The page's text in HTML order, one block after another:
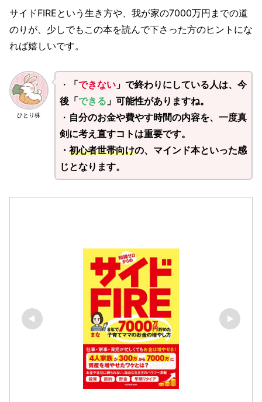
サイドFIREという生き方や、我が家の7000万円までの道
のりが、少しでもこの本を読んで下さった方のヒントにな
れば嬉しいです。
ひとり株
・ 「できない」で終わりにしている人は、今
後「できる 」可能性がありますね。
・ 自分のお金や費やす時間の内容を、一度真
剣に考え直すコトは重要です。
・ 初心者世帯向けの、マインド本といった感
じとなります。